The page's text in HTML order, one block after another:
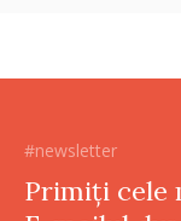
#newsletter
Primiți cele